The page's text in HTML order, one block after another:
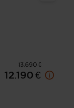
13.690 €
12.190 €